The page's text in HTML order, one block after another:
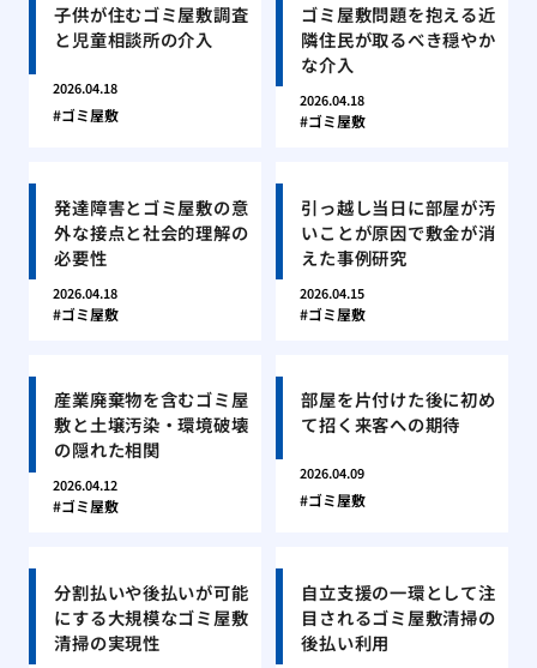
子供が住むゴミ屋敷調査
と児童相談所の介入
2026.04.18
ゴミ屋敷
ゴミ屋敷問題を抱える近
隣住民が取るべき穏やか
な介入
2026.04.18
ゴミ屋敷
発達障害とゴミ屋敷の意
外な接点と社会的理解の
必要性
2026.04.18
ゴミ屋敷
引っ越し当日に部屋が汚
いことが原因で敷金が消
えた事例研究
2026.04.15
ゴミ屋敷
産業廃棄物を含むゴミ屋
敷と土壌汚染・環境破壊
の隠れた相関
2026.04.12
ゴミ屋敷
部屋を片付けた後に初め
て招く来客への期待
2026.04.09
ゴミ屋敷
分割払いや後払いが可能
にする大規模なゴミ屋敷
清掃の実現性
自立支援の一環として注
目されるゴミ屋敷清掃の
後払い利用